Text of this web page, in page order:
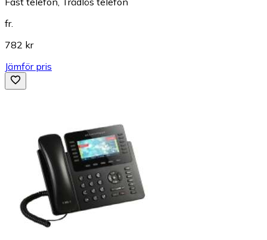
fr.
782 kr
Jämför pris